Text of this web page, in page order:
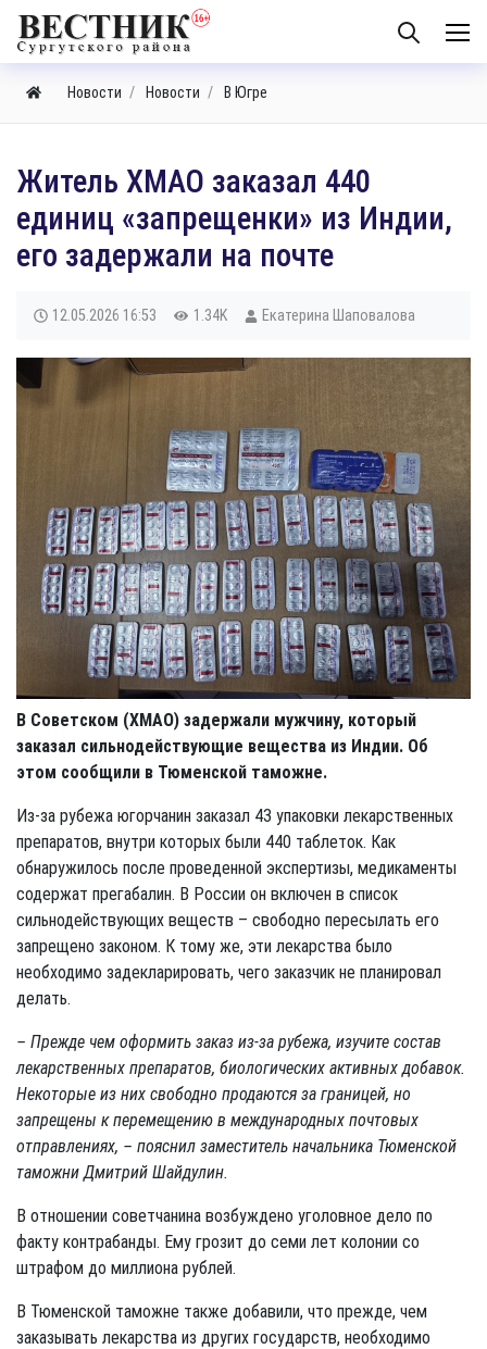
Новости Новости В Югре
Житель ХМАО заказал 440
единиц «запрещенки» из Индии,
его задержали на почте
12.05.2026 16:53 1.34K Екатерина Шаповалова
В Советском (ХМАО) задержали мужчину, который
заказал сильнодействующие вещества из Индии. Об
этом сообщили в Тюменской таможне.
Из-за рубежа югорчанин заказал 43 упаковки лекарственных
препаратов, внутри которых были 440 таблеток. Как
обнаружилось после проведенной экспертизы, медикаменты
содержат прегабалин. В России он включен в список
сильнодействующих веществ – свободно пересылать его
запрещено законом. К тому же, эти лекарства было
необходимо задекларировать, чего заказчик не планировал
делать.
– Прежде чем оформить заказ из-за рубежа, изучите состав
лекарственных препаратов, биологических активных добавок.
Некоторые из них свободно продаются за границей, но
запрещены к перемещению в международных почтовых
отправлениях, – пояснил заместитель начальника Тюменской
таможни Дмитрий Шайдулин.
В отношении советчанина возбуждено уголовное дело по
факту контрабанды. Ему грозит до семи лет колонии со
штрафом до миллиона рублей.
В Тюменской таможне также добавили, что прежде, чем
заказывать лекарства из других государств, необходимо